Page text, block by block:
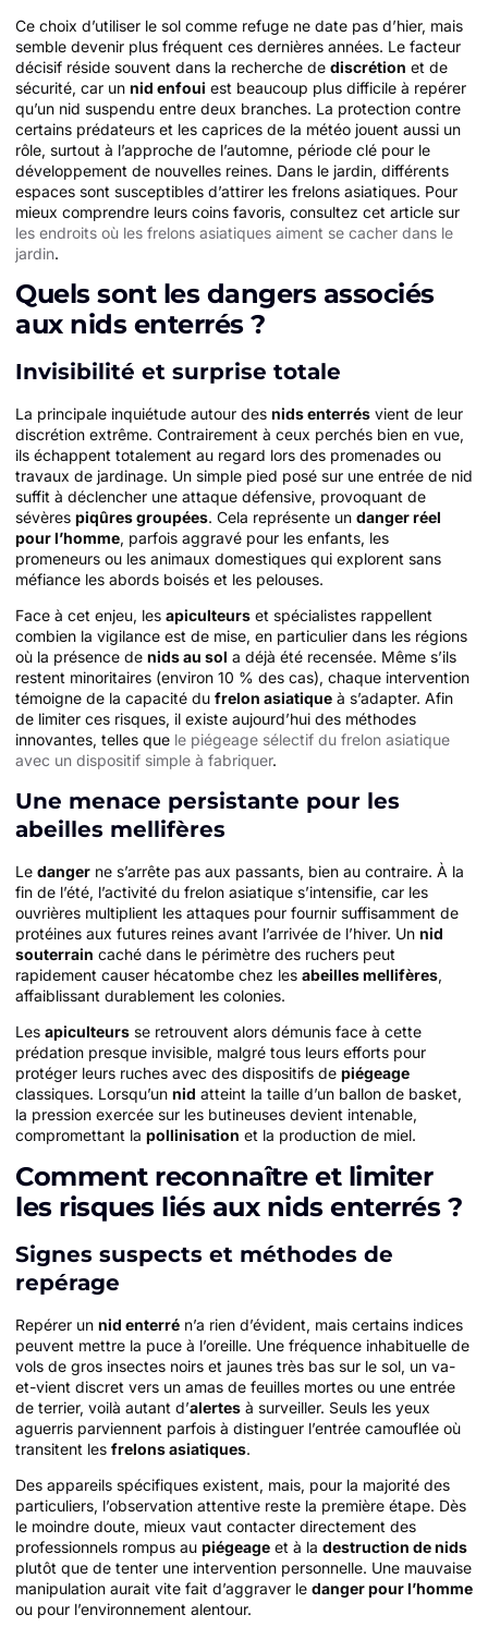
Ce choix d’utiliser le sol comme refuge ne date pas d’hier, mais
semble devenir plus fréquent ces dernières années. Le facteur
décisif réside souvent dans la recherche de discrétion et de
sécurité, car un nid enfoui est beaucoup plus difficile à repérer
qu’un nid suspendu entre deux branches. La protection contre
certains prédateurs et les caprices de la météo jouent aussi un
rôle, surtout à l’approche de l’automne, période clé pour le
développement de nouvelles reines. Dans le jardin, différents
espaces sont susceptibles d’attirer les frelons asiatiques. Pour
mieux comprendre leurs coins favoris, consultez cet article sur
les endroits où les frelons asiatiques aiment se cacher dans le
jardin.
Quels sont les dangers associés
aux nids enterrés ?
Invisibilité et surprise totale
La principale inquiétude autour des nids enterrés vient de leur
discrétion extrême. Contrairement à ceux perchés bien en vue,
ils échappent totalement au regard lors des promenades ou
travaux de jardinage. Un simple pied posé sur une entrée de nid
suffit à déclencher une attaque défensive, provoquant de
sévères piqûres groupées. Cela représente un danger réel
pour l’homme, parfois aggravé pour les enfants, les
promeneurs ou les animaux domestiques qui explorent sans
méfiance les abords boisés et les pelouses.
Face à cet enjeu, les apiculteurs et spécialistes rappellent
combien la vigilance est de mise, en particulier dans les régions
où la présence de nids au sol a déjà été recensée. Même s’ils
restent minoritaires (environ 10 % des cas), chaque intervention
témoigne de la capacité du frelon asiatique à s’adapter. Afin
de limiter ces risques, il existe aujourd’hui des méthodes
innovantes, telles que le piégeage sélectif du frelon asiatique
avec un dispositif simple à fabriquer.
Une menace persistante pour les
abeilles mellifères
Le danger ne s’arrête pas aux passants, bien au contraire. À la
fin de l’été, l’activité du frelon asiatique s’intensifie, car les
ouvrières multiplient les attaques pour fournir suffisamment de
protéines aux futures reines avant l’arrivée de l’hiver. Un nid
souterrain caché dans le périmètre des ruchers peut
rapidement causer hécatombe chez les abeilles mellifères,
affaiblissant durablement les colonies.
Les apiculteurs se retrouvent alors démunis face à cette
prédation presque invisible, malgré tous leurs efforts pour
protéger leurs ruches avec des dispositifs de piégeage
classiques. Lorsqu’un nid atteint la taille d’un ballon de basket,
la pression exercée sur les butineuses devient intenable,
compromettant la pollinisation et la production de miel.
Comment reconnaître et limiter
les risques liés aux nids enterrés ?
Signes suspects et méthodes de
repérage
Repérer un nid enterré n’a rien d’évident, mais certains indices
peuvent mettre la puce à l’oreille. Une fréquence inhabituelle de
vols de gros insectes noirs et jaunes très bas sur le sol, un va-
et-vient discret vers un amas de feuilles mortes ou une entrée
de terrier, voilà autant d’alertes à surveiller. Seuls les yeux
aguerris parviennent parfois à distinguer l’entrée camouflée où
transitent les frelons asiatiques.
Des appareils spécifiques existent, mais, pour la majorité des
particuliers, l’observation attentive reste la première étape. Dès
le moindre doute, mieux vaut contacter directement des
professionnels rompus au piégeage et à la destruction de nids
plutôt que de tenter une intervention personnelle. Une mauvaise
manipulation aurait vite fait d’aggraver le danger pour l’homme
ou pour l’environnement alentour.